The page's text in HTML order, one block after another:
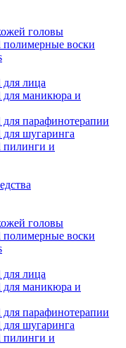
головы
воски
лица
для маникюра и
парафинотерапии
шугаринга
пилинги и
головы
воски
лица
для маникюра и
парафинотерапии
шугаринга
пилинги и